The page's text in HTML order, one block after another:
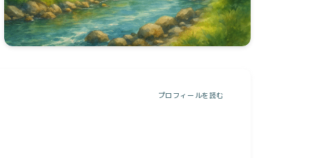
プロフィールを読む